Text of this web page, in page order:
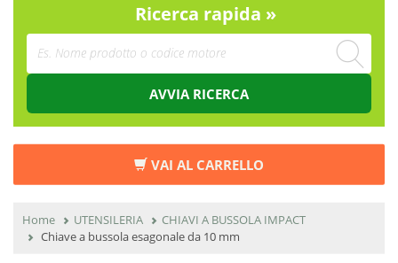
Ricerca rapida »
AVVIA RICERCA
VAI AL CARRELLO
Home UTENSILERIA
CHIAVI A BUSSOLA IMPACT
Chiave a bussola esagonale da 10 mm